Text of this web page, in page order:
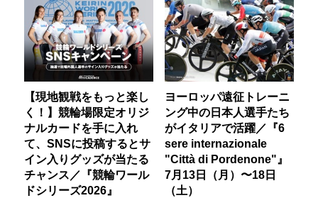
【現地観戦をもっと楽し
く！】競輪場限定オリジ
ナルカードを手に入れ
て、SNSに投稿するとサ
イン入りグッズが当たる
チャンス／『競輪ワール
ドシリーズ2026』
ヨーロッパ遠征トレーニ
ング中の日本人選手たち
がイタリアで活躍／『6
sere internazionale
"Città di Pordenone"』
7月13日（月）〜18日
（土）